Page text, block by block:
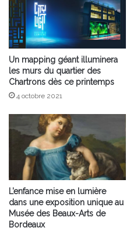
Un mapping géant illuminera
les murs du quartier des
Chartrons dès ce printemps
4 octobre 2021
L’enfance mise en lumière
dans une exposition unique au
Musée des Beaux-Arts de
Bordeaux